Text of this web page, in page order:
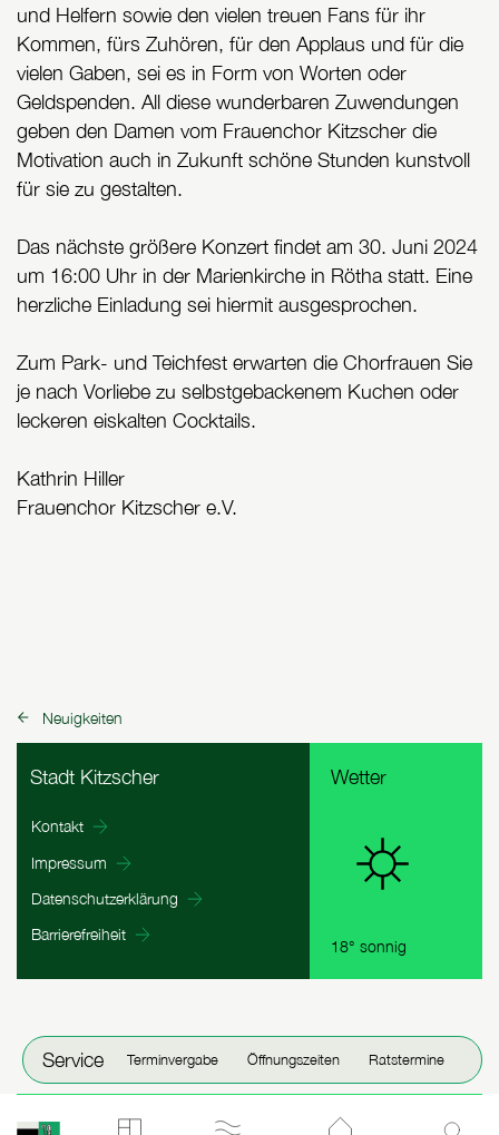
Service
Fenster schließen
Terminvergabe Öffnungszeiten Ratstermine
und Helfern sowie den vielen treuen Fans für ihr
Kommen, fürs Zuhören, für den Applaus und für die
vielen Gaben, sei es in Form von Worten oder
Geldspenden. All diese wunderbaren Zuwendungen
geben den Damen vom Frauenchor Kitzscher die
Motivation auch in Zukunft schöne Stunden kunstvoll
für sie zu gestalten.
Das nächste größere Konzert findet am 30. Juni 2024
um 16:00 Uhr in der Marienkirche in Rötha statt. Eine
herzliche Einladung sei hiermit ausgesprochen.
Zum Park- und Teichfest erwarten die Chorfrauen Sie
je nach Vorliebe zu selbstgebackenem Kuchen oder
leckeren eiskalten Cocktails.
Kathrin Hiller
Frauenchor Kitzscher e.V.
zurück zu:
Neuigkeiten
Fußbereich Informationen
Stadt Kitzscher
Kontakt
Impressum
Datenschutzerklärung
Barrierefreiheit
Wetter
18° sonnig